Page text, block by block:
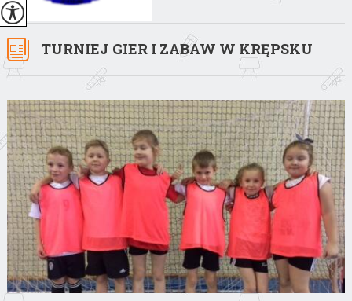
TURNIEJ GIER I ZABAW W KRĘPSKU